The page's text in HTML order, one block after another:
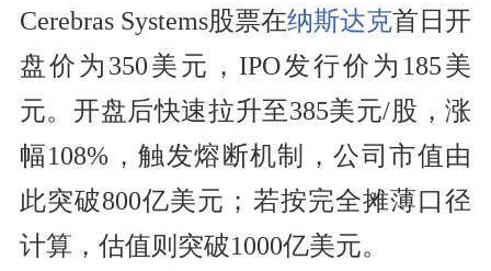
Cerebras Systems股票在纳斯达克首日开
盘价为350美元，IPO发行价为185美
元。开盘后快速拉升至385美元/股，涨
幅108%，触发熔断机制，公司市值由
此突破800亿美元；若按完全摊薄口径
计算，估值则突破1000亿美元。